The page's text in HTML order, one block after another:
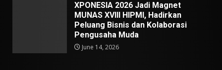
XPONESIA 2026 Jadi Magnet
MUNAS XVIII HIPMI, Hadirkan
Peluang Bisnis dan Kolaborasi
Pengusaha Muda
June 14, 2026